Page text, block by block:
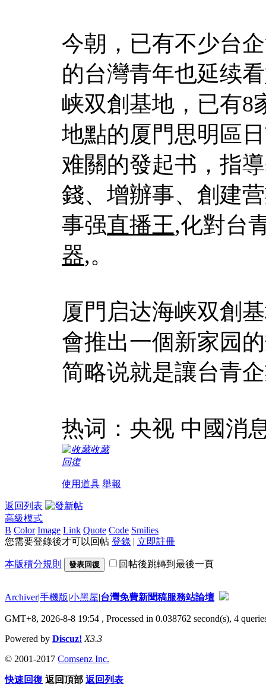
今朝，已有不少台
的台灣青年也延续
峡双創基地，已有8
地點的厦門思明區
难關的發起书，指
錢、增辦事、創建
事强直播王,化對台
器,。
厦門启达海峡双創
會推出一個新家园
简略说就是讓台青
热词：央视 中國消
收藏
回復
使用道具 舉報
返回列表
高級模式
B Color Image Link Quote Code Smilies
您需要登錄後才可以回帖 登錄 | 立即註冊
本版積分規則 發表回復 回帖後跳轉到最後一頁
Archiver|手機版|小黑屋|台灣免費新聞稿服務站論壇
GMT+8, 2026-8-8 19:54 , Processed in 0.038762 second(s), 4
Powered by Discuz! X3.3
© 2001-2017 Comsenz Inc.
快速回復 返回頂部 返回列表